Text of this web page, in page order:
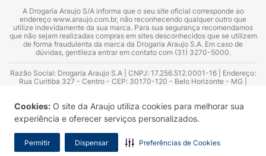
Cookies: O site da Araujo utiliza cookies para melhorar sua
experiência e oferecer serviços personalizados.
Permitir Dispensar Preferências de Cookies
A Drogaria Araujo S/A informa que o seu site oficial corresponde ao
endereço www.araujo.com.br, não reconhecendo qualquer outro que
utilize indevidamente da sua marca. Para sua segurança recomendamos
que não sejam realizadas compras em sites desconhecidos que se utilizem
de forma fraudulenta da marca da Drogaria Araujo S.A. Em caso de
dúvidas, gentileza entrar em contato com (31) 3270-5000.
Razão Social: Drogaria Araujo S.A | CNPJ: 17.256.512.0001-16 | Endereço:
Rua Curitiba 327 - Centro - CEP: 30170-120 - Belo Horizonte - MG |
Azevedo Guimarães – CRF 10.965 | Yasmin Silva Alvarenga – CRF 52.584 -
Consultor substituto: Thiago Aguiar Pinheiro - CRF Nº 13.748. Alvará
Sanitário: 2025020713 | Autorização de Funcionamento da Empresa (AFE):